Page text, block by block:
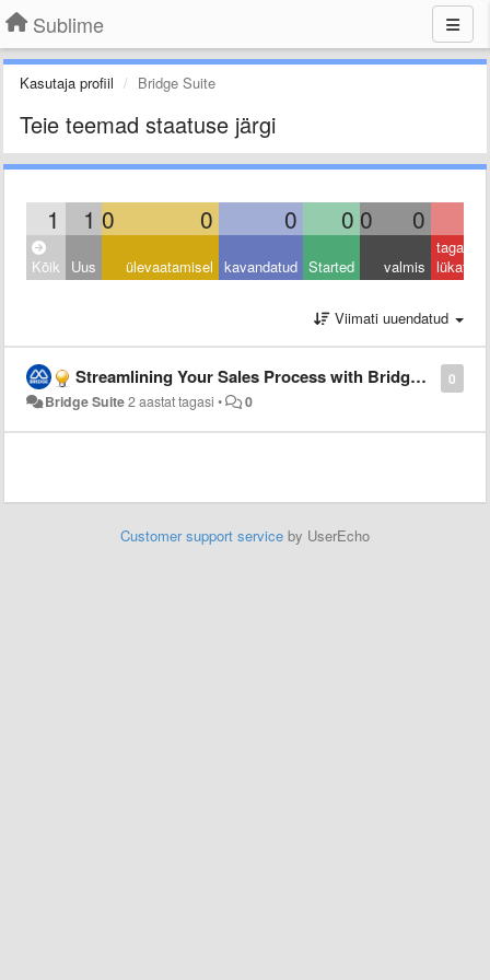
Sublime
Kasutaja profiil Bridge Suite
Teie teemad staatuse järgi
1 1 0 0 0 0 0 0
Kõik Uus ülevaatamisel kavandatud Started valmis
tagasi
lükatud
Viimati uuendatud
0
Streamlining Your Sales Process with Bridge Suite CRM
Bridge Suite2 aastat tagasi • 0
Customer support service by UserEcho